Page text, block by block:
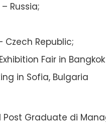
Russia;
Czech Republic;
Fair in Bangkok
in Sofia, Bulgaria
Graduate di